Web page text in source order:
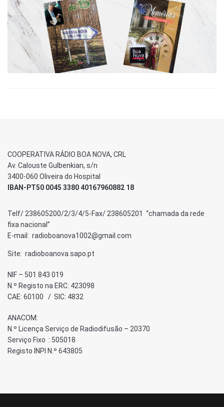
COOPERATIVA RÁDIO BOA NOVA, CRL
Av. Calouste Gulbenkian, s/n
3400-060 Oliveira do Hospital
IBAN-PT50 0045 3380 40167960882 18
Telf/ 238605200/2/3/4/5-Fax/ 238605201 “chamada da rede
fixa nacional”
E-mail: radioboanova1002@gmail.com
Site: radioboanova.sapo.pt
NIF – 501 843 019
N.º Registo na ERC: 423098
CAE: 60100 / SIC: 4832
ANACOM:
N.º Licença Serviço de Radiodifusão – 20370
Serviço Fixo : 505018
Registo INPI N.º 643805